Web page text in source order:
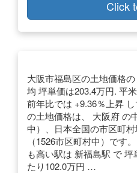
Click
大阪市福島区の土地価格
均 坪単価は203.4万円. 平
前年比では +9.36％上昇
の土地価格は、 大阪府 の
中）、日本全国の市区町
（1526市区町村中）です
も高い駅は 新福島駅 で
たり102.0万円 …